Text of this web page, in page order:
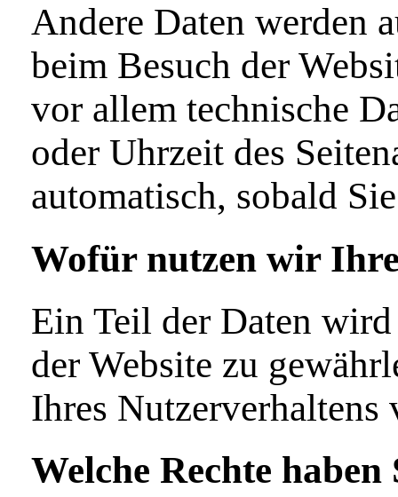
Andere Daten werden
beim Besuch der
vor allem technische
oder Uhrzeit des
automatisch, sobald
Wofür nutzen wir
Ein Teil der Daten
der Website zu
Ihres Nutzerverhaltens
Welche Rechte